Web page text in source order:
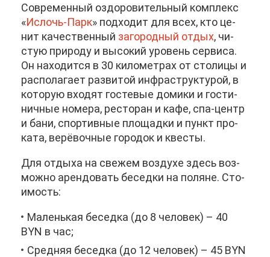
Со­вре­мен­ный оздо­ро­ви­тель­ный ком­плекс
«Ис­лочь-Парк» под­хо­дит для всех, кто це­
нит ка­че­ствен­ный за­го­род­ный от­дых, чи­
стую при­ро­ду и вы­со­кий уро­вень сер­ви­са.
Он на­хо­дит­ся в 30 ки­ло­мет­рах от сто­ли­цы и
рас­по­ла­га­ет раз­ви­той ин­фра­струк­ту­рой, в
ко­то­рую вхо­дят го­сте­вые до­ми­ки и го­сти­
нич­ные но­ме­ра, ре­сто­ран и ка­фе, спа-центр
и ба­ни, спор­тив­ные пло­щад­ки и пункт про­
ка­та, ве­рё­воч­ные го­ро­док и кве­сты.
Для от­ды­ха на све­жем воз­ду­хе здесь воз­
мож­но арен­до­вать бе­сед­ки на по­ляне. Сто­
и­мость:
Ма­лень­кая бе­сед­ка (до 8 че­ло­век) – 40
BYN в час;
Сред­няя бе­сед­ка (до 12 че­ло­век) – 45 BYN